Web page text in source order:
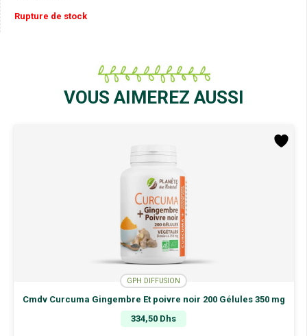
Rupture de stock
VOUS AIMEREZ AUSSI
GPH DIFFUSION
Cmdv Curcuma Gingembre Et poivre noir 200 Gélules 350 mg
334,50 Dhs